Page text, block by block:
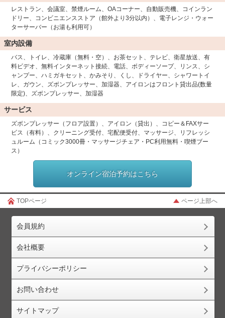
レストラン、会議室、禁煙ルーム、OAコーナー、自動販売機、コインラン
ドリー、コンビニエンスストア（館外より3分以内）、電子レンジ・ウォー
ターサーバー（お湯も利用可）
室内設備
バス、トイレ、冷蔵庫（無料・空）、お茶セット、テレビ、衛星放送、有
料ビデオ、無料インターネット接続、電話、ボディーソープ、リンス、シ
ャンプー、ハミガキセット、かみそり、くし、ドライヤー、シャワートイ
レ、ガウン、ズボンプレッサー、加湿器、アイロンはフロント貸出品(数量
限定)、ズボンプレッサー、加湿器
サービス
ズボンプレッサー（フロア設置）、アイロン（貸出）、コピー＆FAXサー
ビス（有料）、クリーニング受付、宅配便受付、マッサージ、リフレッシ
ュルーム（コミック3000冊・マッサージチェア・PC利用無料・喫煙ブー
ス）
オンライン宿泊予約はこちら
TOPページ ページ上部へ
会員規約
会社概要
プライバシーポリシー
お問い合わせ
サイトマップ